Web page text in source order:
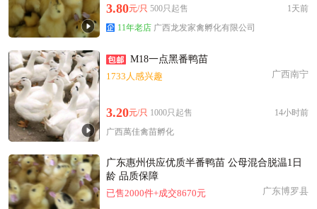
3.80元/只 500只起售
1天前
11年老店 广西龙发家禽孵化有限公司
M18一点黑番鸭苗
1733人感兴趣
广西南宁
3.20元/只 1000只起售
14小时前
广西萬佳禽苗孵化
广东惠州供应优质半番鸭苗 公母混合脱温1日
龄 品质保障
已售2000件+成交8670元
广东博罗县